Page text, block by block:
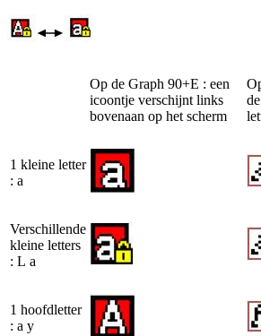
Op de Graph 90+E : een
icoontje verschijnt links
bovenaan op het scherm
1 kleine letter
: a
Verschillende
kleine letters
: L a
1 hoofdletter
: a y